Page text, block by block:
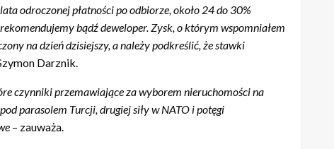
odroczonej płatności po odbiorze, około 24 do 30%
bądź deweloper. Zysk, o którym wspomniałem
na dzień dzisiejszy, a należy podkreślić, że stawki
Darznik.
czynniki przemawiające za wyborem nieruchomości na
parasolem Turcji, drugiej siły w NATO i potęgi
– zauważa.